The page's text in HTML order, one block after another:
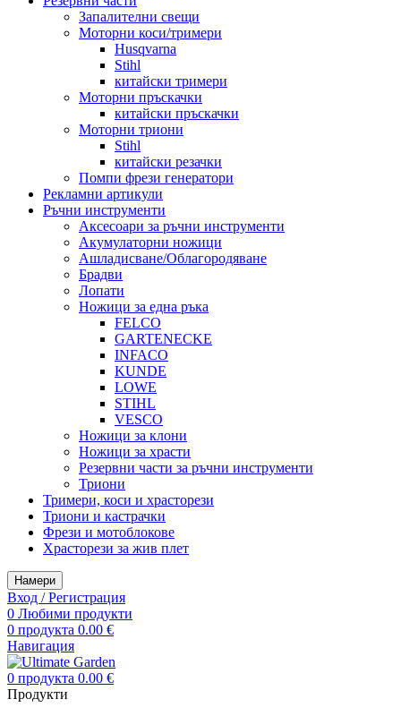
Запалителни свещи
Моторни коси/тримери
Husqvarna
Stihl
китайски тримери
Моторни пръскачки
китайски пръскачки
Моторни триони
Stihl
китайски резачки
Помпи фрези генератори
Рекламни артикули
Ръчни инструменти
Аксесоари за ръчни инструменти
Акумулаторни ножици
Ашладисване/Облагородяване
Брадви
Лопати
Ножици за една ръка
FELCO
GARTENECKE
INFACO
KUNDE
LOWE
STIHL
VESCO
Ножици за клони
Ножици за храсти
Резервни части за ръчни инструменти
Триони
Тримери, коси и храсторези
Триони и кастрачки
Фрези и мотоблокове
Храсторези за жив плет
Намери
Вход / Регистрация
0 Любими продукти
0 продукта 0.00 €
Навигация
0 продукта 0.00 €
Продукти